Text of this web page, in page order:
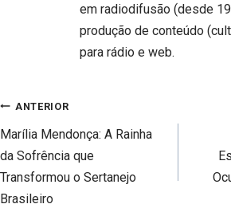
em radiodifusão (desde
produção de conteúdo
para rádio e web.
Navegação
de
Post
ANTERIOR
Marília Mendonça: A Rainha
da Sofrência que
Transformou o Sertanejo
Brasileiro